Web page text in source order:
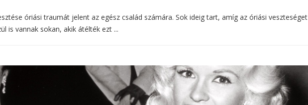
óriási traumát jelent az egész család számára. Sok ideig tart, amíg az óriási veszteséget
is vannak sokan, akik átélték ezt ...